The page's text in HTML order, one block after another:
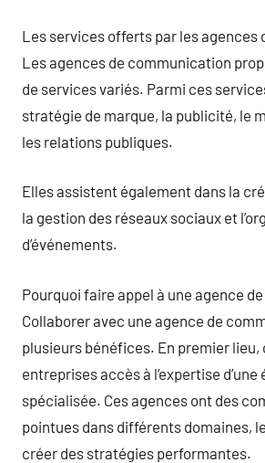
Les services offerts par les agences
Les agences de communication
de services variés. Parmi ces
stratégie de marque, la publicité, le
les relations publiques.
Elles assistent également dans la
la gestion des réseaux sociaux et
d’événements.
Pourquoi faire appel à une agence
Collaborer avec une agence de
plusieurs bénéfices. En premier lieu,
entreprises accès à l’expertise d’une
spécialisée. Ces agences ont des
pointues dans différents domaines,
créer des stratégies performantes.